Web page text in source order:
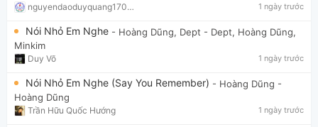
nguyendaoduyquang17021 1 ngày trước
Nói Nhỏ Em Nghe - Hoàng Dũng, Dept - Dept, Hoàng Dũng,
Minkim
Duy Võ 1 ngày trước
Nói Nhỏ Em Nghe (Say You Remember) - Hoàng Dũng -
Hoàng Dũng
Trần Hữu Quốc Hướng 1 ngày trước